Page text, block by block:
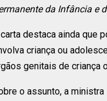
da Infância e
destaca ainda que
criança ou
genitais de criança
o assunto, a